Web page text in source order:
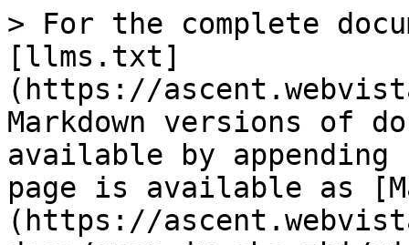
> For the complete
[llms.txt]
(https://
Markdown versions of
available by
page is available as
(https://